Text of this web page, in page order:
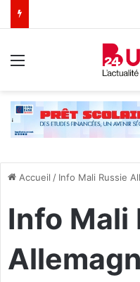
Accueil / Info Mali Russie
Info Mali